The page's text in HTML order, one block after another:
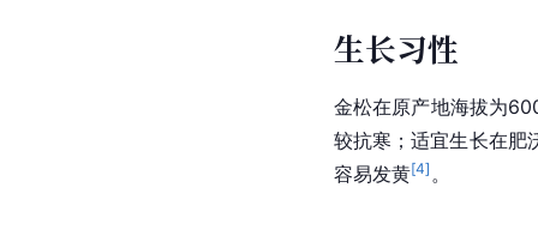
生长习性
金松在原产地海拔为
较抗寒；适宜生长在肥
容易发黄[4] 。